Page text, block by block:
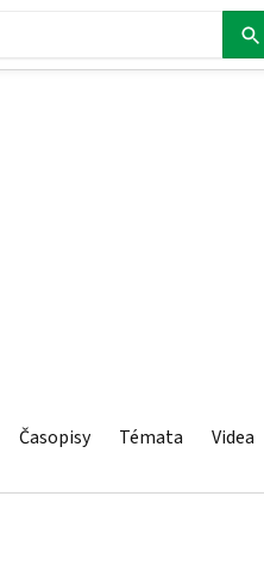
Časopisy Témata Videa